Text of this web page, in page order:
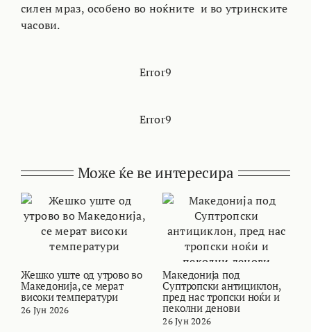
силен мраз, особено во ноќните и во утринските
часови.
Error9
Error9
Може ќе ве интересира
Жешко уште од утрово во
Македонија, се мерат
високи температури
26 Јун 2026
Македонија под
Суптропски антициклон,
пред нас тропски ноќи и
пеколни денови
26 Јун 2026